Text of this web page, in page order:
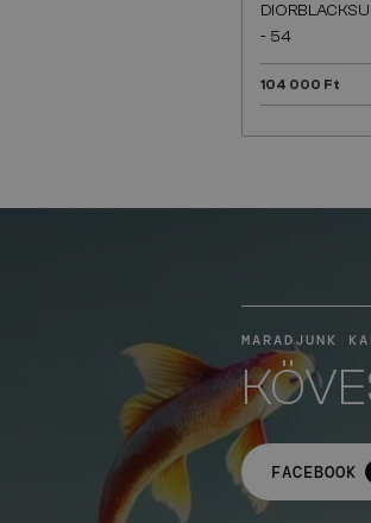
- 54
104 000 Ft
MARADJUNK
FACEBOOK